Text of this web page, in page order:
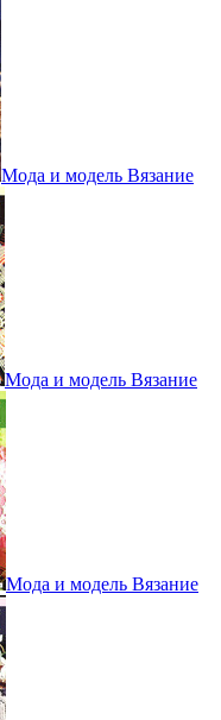
Мода и модель Вязание
Мода и модель Вязание
Мода и модель Вязание